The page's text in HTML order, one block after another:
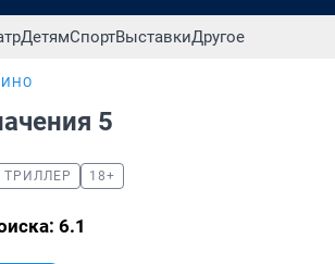
ДетямСпортВыставкиДругое
5
ТРИЛЛЕР 18+
6.1